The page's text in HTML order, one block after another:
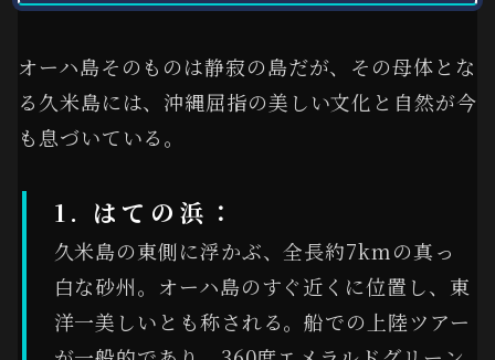
オーハ島そのものは静寂の島だが、その母体とな
る久米島には、沖縄屈指の美しい文化と自然が今
も息づいている。
1. はての浜：
久米島の東側に浮かぶ、全長約7kmの真っ
白な砂州。オーハ島のすぐ近くに位置し、東
洋一美しいとも称される。船での上陸ツアー